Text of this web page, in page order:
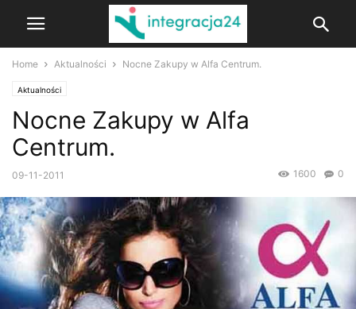
Home Aktualności Nocne Zakupy w Alfa Centrum.
Aktualności
Nocne Zakupy w Alfa
Centrum.
09-11-2011 0
1600